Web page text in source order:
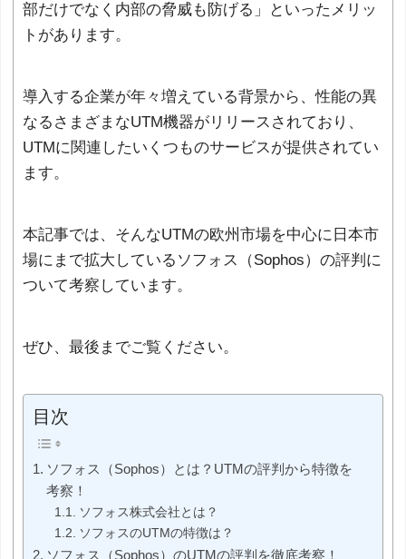
部だけでなく内部の脅威も防げる」といったメリッ
トがあります。
導入する企業が年々増えている背景から、性能の異
なるさまざまなUTM機器がリリースされており、
UTMに関連したいくつものサービスが提供されてい
ます。
本記事では、そんなUTMの欧州市場を中心に日本市
場にまで拡大しているソフォス（Sophos）の評判に
ついて考察しています。
ぜひ、最後までご覧ください。
目次
ソフォス（Sophos）とは？UTMの評判から特徴を
考察！
ソフォス株式会社とは？
ソフォスのUTMの特徴は？
ソフォス（Sophos）のUTMの評判を徹底考察！